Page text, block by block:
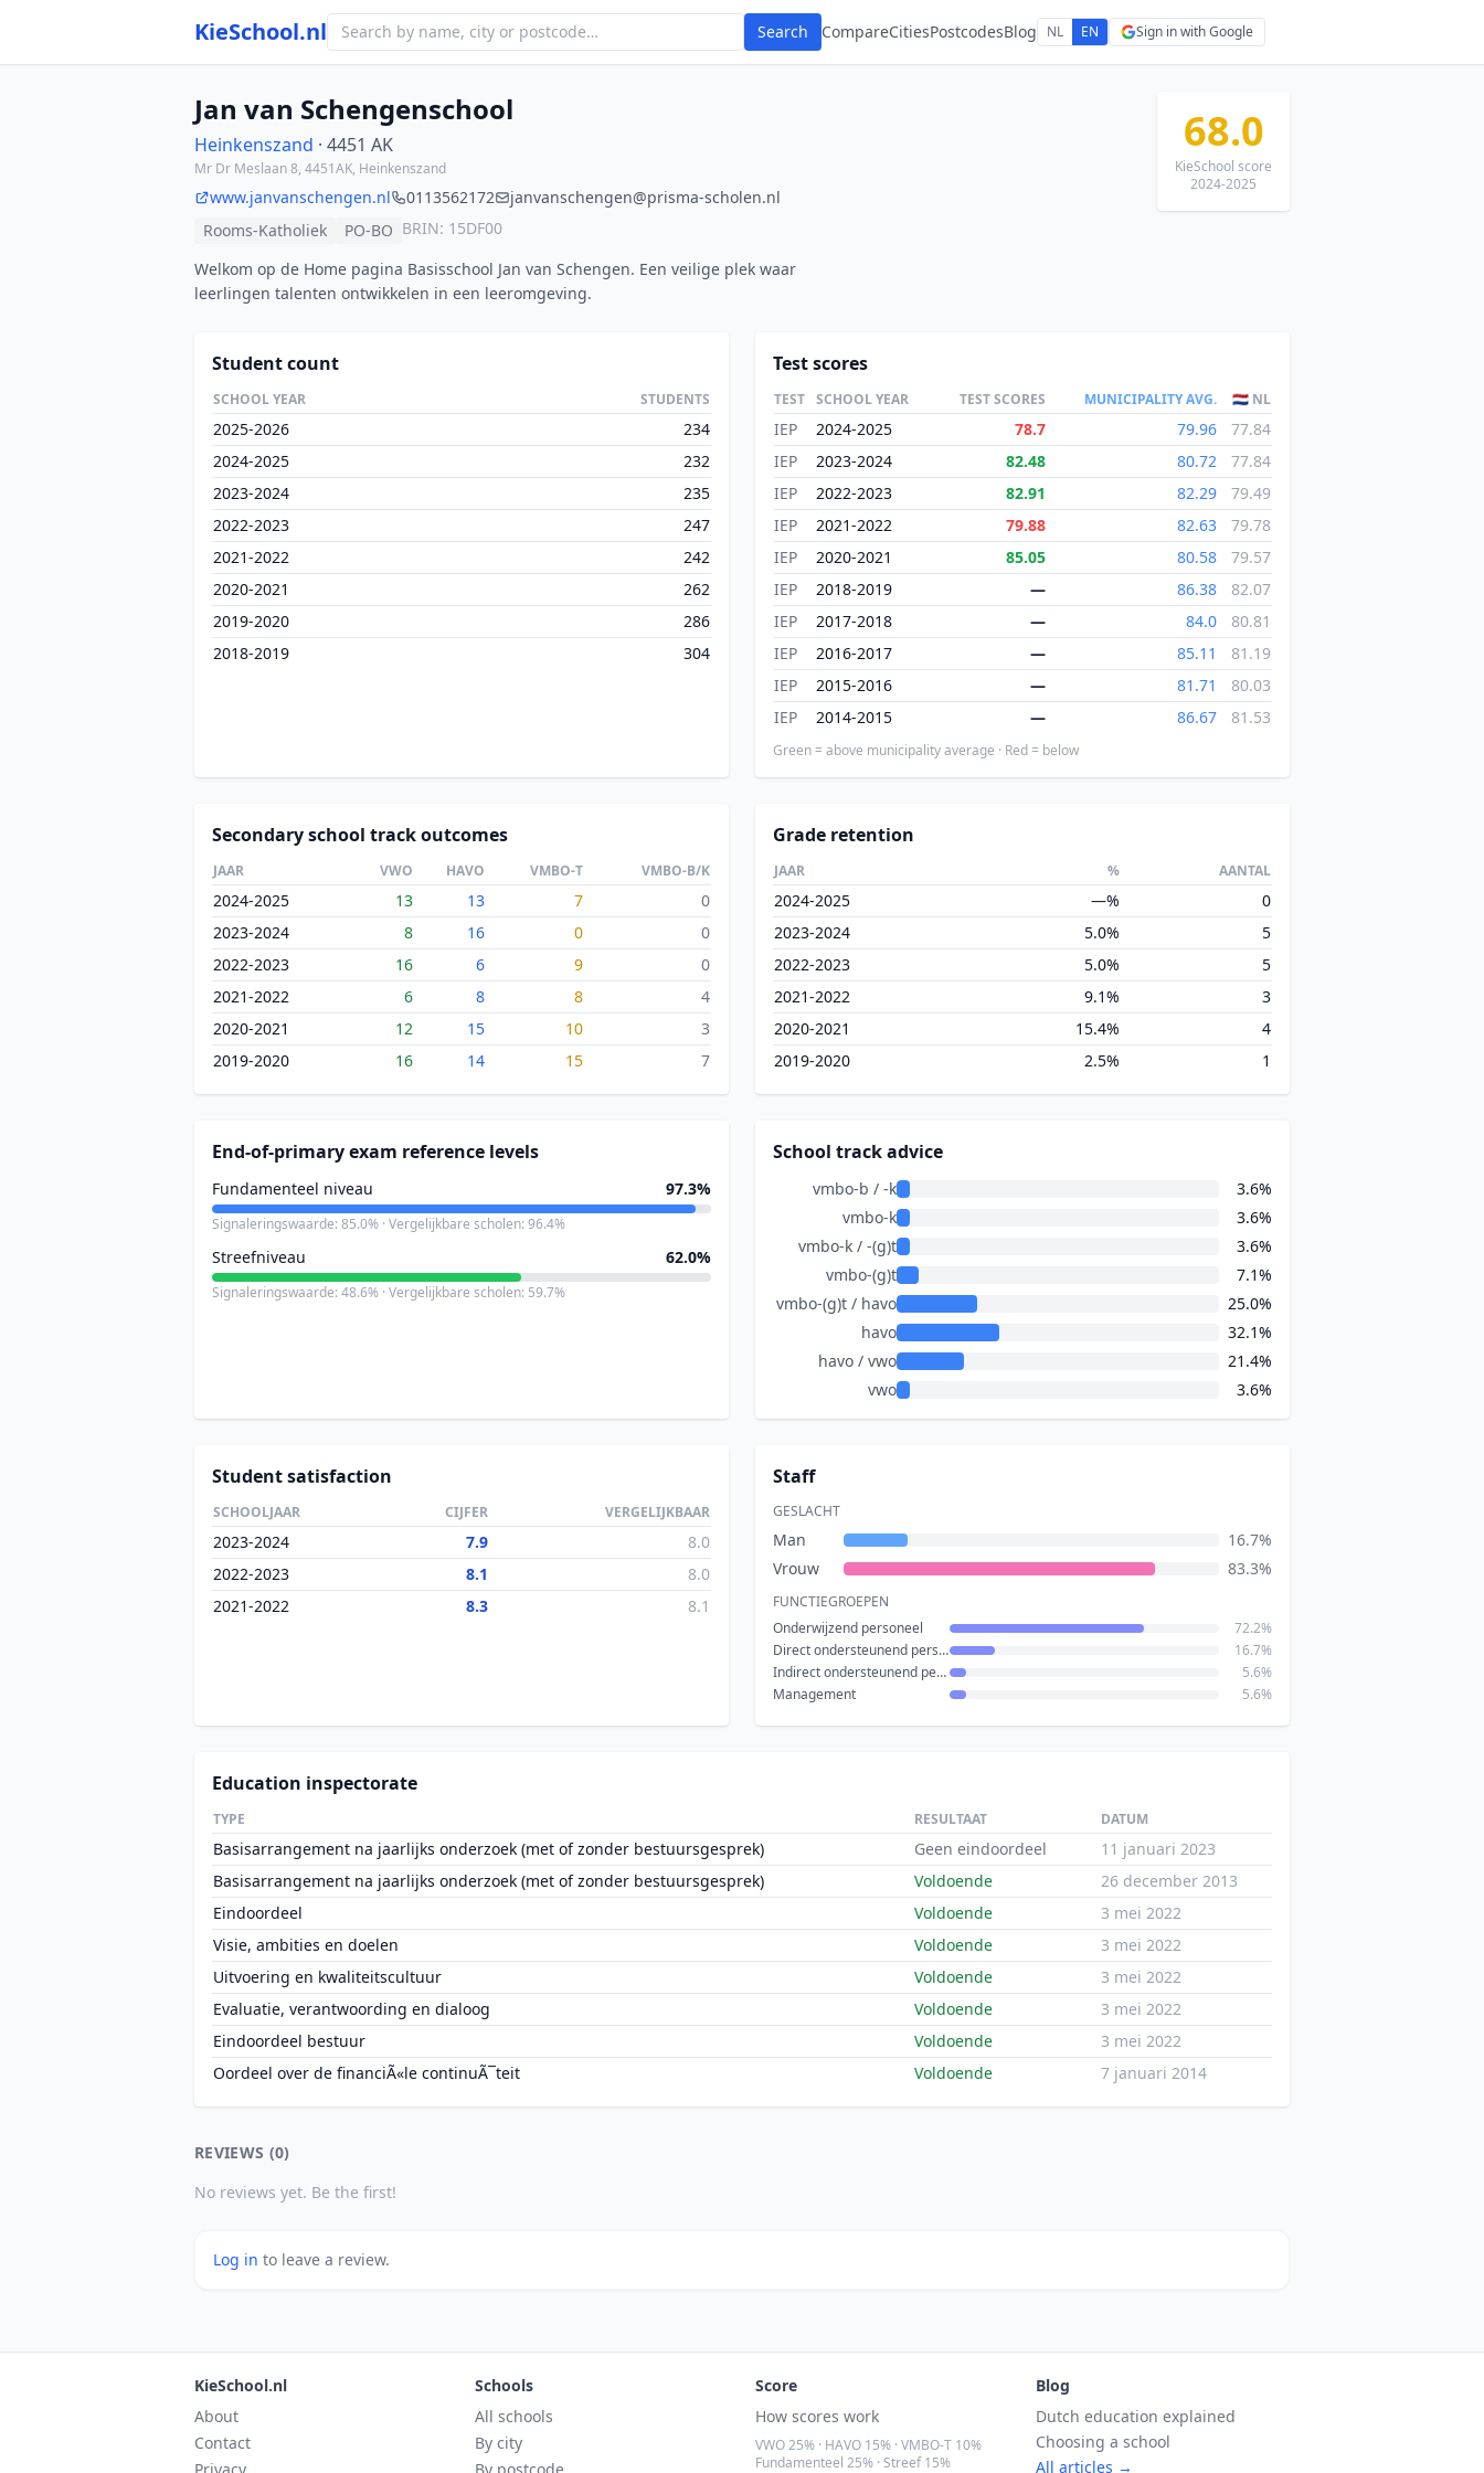
KieSchool.nl Search CompareCitiesPostcodesBlog NL EN Sign in with Google
Jan van Schengenschool
Heinkenszand · 4451 AK
Mr Dr Meslaan 8, 4451AK, Heinkenszand
www.janvanschengen.nl 0113562172
janvanschengen@prisma-scholen.nl
Rooms-Katholiek
PO-BO BRIN: 15DF00
Welkom op de Home pagina Basisschool Jan van Schengen. Een veilige plek waar
leerlingen talenten ontwikkelen in een leeromgeving.
68.0
KieSchool score
2024-2025
Student count
SCHOOL YEAR STUDENTS
2025-2026
234
2024-2025
232
2023-2024
235
2022-2023
247
2021-2022
242
2020-2021
262
2019-2020
286
2018-2019
304
Test scores
TEST SCHOOL YEAR TEST SCORES MUNICIPALITY AVG. 🇳🇱 NL
IEP 2024-2025 78.7 79.96
77.84
IEP
2023-2024 82.48 80.72
77.84
IEP
2022-2023 82.91 82.29
79.49
IEP
2021-2022 79.88 82.63
79.78
IEP
2020-2021 85.05 80.58
79.57
IEP
2018-2019 — 86.38
82.07
IEP
2017-2018 — 84.0
80.81
IEP
2016-2017 — 85.11
81.19
IEP
2015-2016 — 81.71
80.03
IEP
2014-2015 — 86.67 81.53
Green = above municipality average · Red = below
Secondary school track outcomes
JAAR VWO HAVO VMBO-T VMBO-B/K
2024-2025 13 13 7
0
2023-2024
8 16 0
0
2022-2023
16 6 9
0
2021-2022
6 8 8
4
2020-2021
12 15 10
3
2019-2020
16 14 15 7
Grade retention
JAAR % AANTAL
2024-2025 —%
0
2023-2024
5.0%
5
2022-2023
5.0%
5
2021-2022
9.1%
3
2020-2021
15.4%
4
2019-2020
2.5% 1
End-of-primary exam reference levels
Fundamenteel niveau 97.3%
Signaleringswaarde: 85.0% · Vergelijkbare scholen: 96.4%
Streefniveau 62.0%
Signaleringswaarde: 48.6% · Vergelijkbare scholen: 59.7%
School track advice
vmbo-b / -k
3.6%
vmbo-k
3.6%
vmbo-k / -(g)t
3.6%
vmbo-(g)t
7.1%
vmbo-(g)t / havo
25.0%
havo
32.1%
havo / vwo
21.4%
vwo
3.6%
Student satisfaction
SCHOOLJAAR CIJFER VERGELIJKBAAR
2023-2024 7.9
8.0
2022-2023
8.1
8.0
2021-2022
8.3 8.1
Staff
GESLACHT
Man
16.7%
Vrouw
83.3%
FUNCTIEGROEPEN
Onderwijzend personeel
72.2%
Direct ondersteunend personeel
16.7%
Indirect ondersteunend personeel
5.6%
Management
5.6%
Education inspectorate
TYPE RESULTAAT DATUM
Basisarrangement na jaarlijks onderzoek (met of zonder bestuursgesprek) Geen eindoordeel
11 januari 2023
Basisarrangement na jaarlijks onderzoek (met of zonder bestuursgesprek)
Voldoende
26 december 2013
Eindoordeel
Voldoende
3 mei 2022
Visie, ambities en doelen
Voldoende
3 mei 2022
Uitvoering en kwaliteitscultuur
Voldoende
3 mei 2022
Evaluatie, verantwoording en dialoog
Voldoende
3 mei 2022
Eindoordeel bestuur
Voldoende
3 mei 2022
Oordeel over de financiÃ«le continuÃ¯teit
Voldoende 7 januari 2014
REVIEWS (0)
No reviews yet. Be the first!
Log in to leave a review.
KieSchool.nl
About
Contact
Schools
All schools
By city
Score
How scores work
VWO 25% · HAVO 15% · VMBO-T 10%
Fundamenteel 25% · Streef 15%
Blog
Dutch education explained
Choosing a school
All articles →